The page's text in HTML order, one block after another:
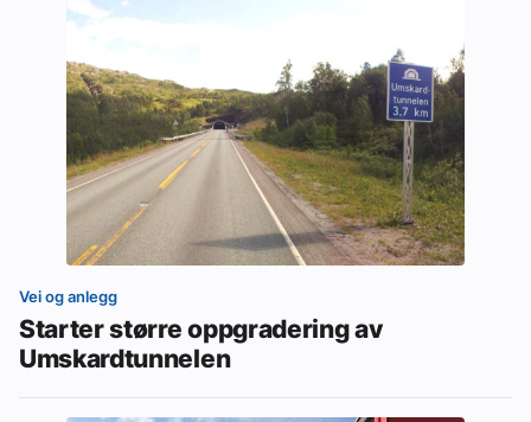
Vei og anlegg
Starter større oppgradering av
Umskardtunnelen